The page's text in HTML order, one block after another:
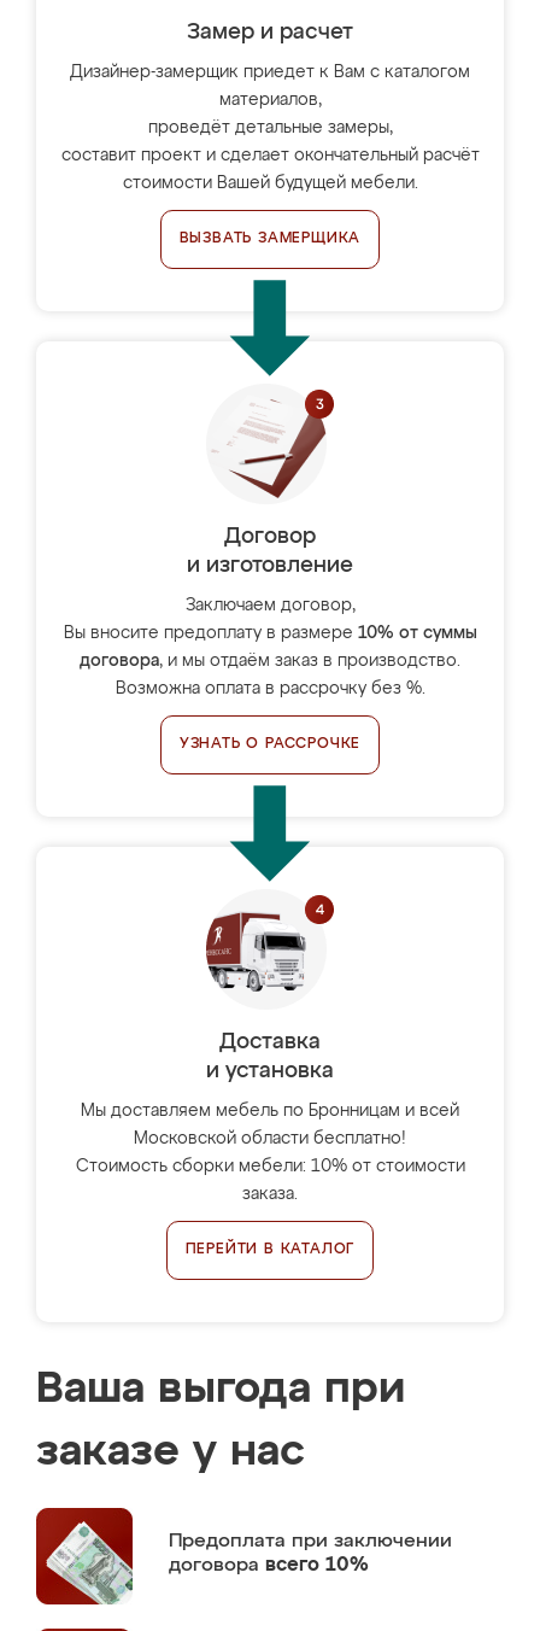
Замер и расчет
Дизайнер-замерщик приедет к Вам с каталогом
материалов,
проведёт детальные замеры,
составит проект и сделает окончательный расчёт
стоимости Вашей будущей мебели.
ВЫЗВАТЬ ЗАМЕРЩИКА
Договор
и изготовление
Заключаем договор,
Вы вносите предоплату в размере 10% от суммы
договора, и мы отдаём заказ в производство.
Возможна оплата в рассрочку без %.
УЗНАТЬ О РАССРОЧКЕ
Доставка
и установка
Мы доставляем мебель по Бронницам и всей
Московской области бесплатно!
Стоимость сборки мебели: 10% от стоимости
заказа.
ПЕРЕЙТИ В КАТАЛОГ
Ваша выгода при
заказе у нас
Предоплата при заключении
договора всего 10%